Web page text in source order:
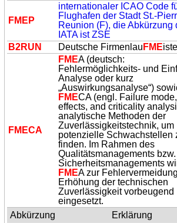
FME P
internationaler ICAO Code
Flughafen der Stadt St.-
Reunion (F), die Abkürzung
IATA ist ZSE
B2RUN Deutsche Firmenlau FME
FMECA
FMEA (deutsch:
Fehlermöglichkeits- und
Analyse oder kurz
„Auswirkungsanalyse“)
FMECA (engl. Failure mode,
effects, and criticality
analytische Methoden der
Zuverlässigkeitstechnik, um
potenzielle Schwachstellen
finden. Im Rahmen des
Qualitätsmanagements bzw.
Sicherheitsmanagements
FMEA zur
Erhöhung der technischen
Zuverlässigkeit vorbeugend
eingesetzt.
Abkürzung Erklärung